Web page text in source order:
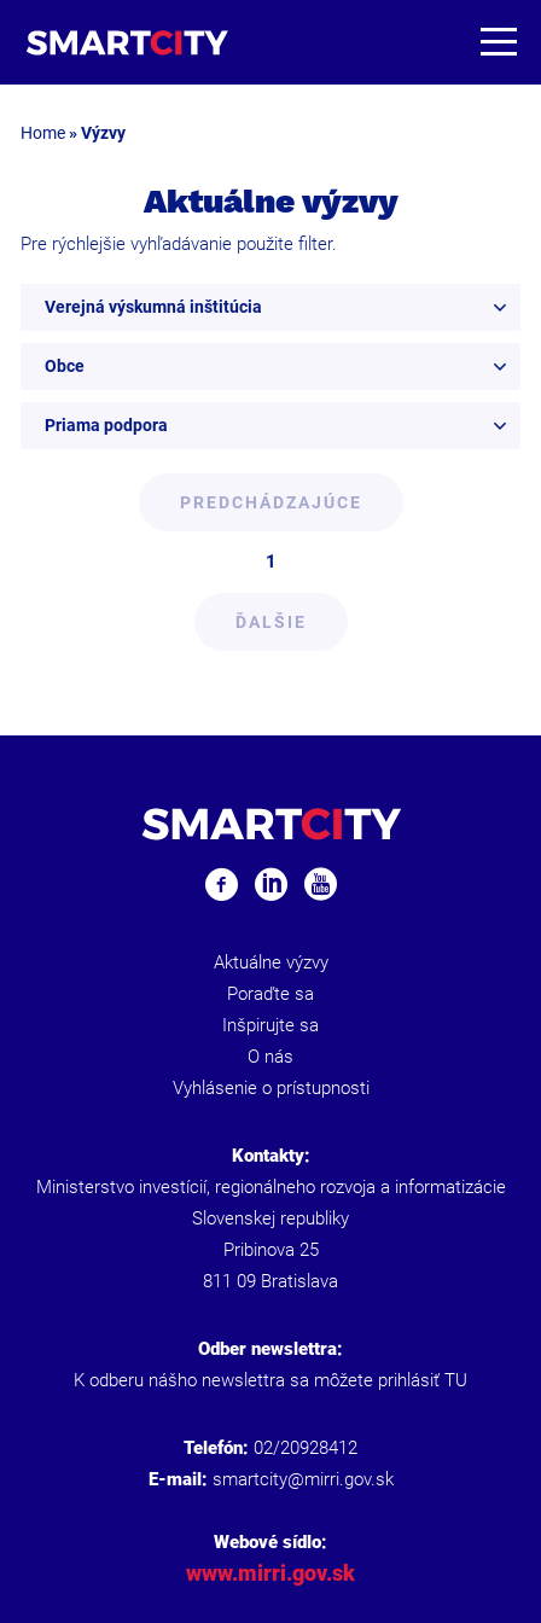
Home»Výzvy
Aktuálne výzvy
Pre rýchlejšie vyhľadávanie použite filter.
Verejná výskumná inštitúcia
Obce
Priama podpora
PREDCHÁDZAJÚCE
1
ĎALŠIE
Aktuálne výzvy
Poraďte sa
Inšpirujte sa
O nás
Vyhlásenie o prístupnosti
Kontakty:
Ministerstvo investícií, regionálneho rozvoja a informatizácie
Slovenskej republiky
Pribinova 25
811 09 Bratislava
Odber newslettra:
K odberu nášho newslettra sa môžete prihlásiť TU
Telefón: 02/20928412
E-mail: smartcity@mirri.gov.sk
Webové sídlo:
www.mirri.gov.sk